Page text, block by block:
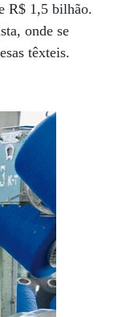
R$ 1,5 bilhão.
onde se
têxteis.